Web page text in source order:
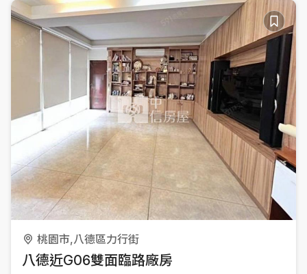
桃園市,八德區力行街
八德近G06雙面臨路廠房